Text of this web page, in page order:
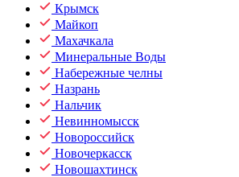
Крымск
Майкоп
Махачкала
Минеральные Воды
Набережные челны
Назрань
Нальчик
Невинномысск
Новороссийск
Новочеркасск
Новошахтинск